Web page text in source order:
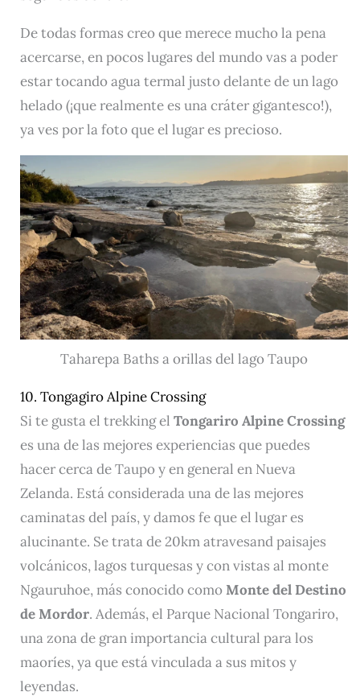
De todas formas creo que merece mucho la pena
acercarse, en pocos lugares del mundo vas a poder
estar tocando agua termal justo delante de un lago
helado (¡que realmente es una cráter gigantesco!),
ya ves por la foto que el lugar es precioso.
Taharepa Baths a orillas del lago Taupo
10. Tongagiro Alpine Crossing
Si te gusta el trekking el Tongariro Alpine Crossing
es una de las mejores experiencias que puedes
hacer cerca de Taupo y en general en Nueva
Zelanda. Está considerada una de las mejores
caminatas del país, y damos fe que el lugar es
alucinante. Se trata de 20km atravesand paisajes
volcánicos, lagos turquesas y con vistas al monte
Ngauruhoe, más conocido comoMonte del Destino
de Mordor. Además, el Parque Nacional Tongariro,
una zona de gran importancia cultural para los
maoríes, ya que está vinculada a sus mitos y
leyendas.